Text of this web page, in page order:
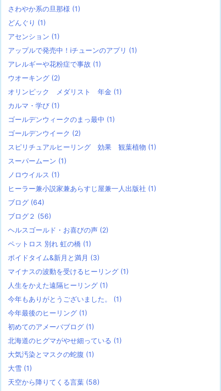
さわやか系の旦那様 (1)
どんぐり (1)
アセンション (1)
アップルで発売中！iチューンのアプリ (1)
アレルギーや花粉症で事故 (1)
ウオーキング (2)
オリンピック メダリスト 年金 (1)
カルマ・学び (1)
ゴールデンウィークのまっ最中 (1)
ゴールデンウイーク (2)
スピリチュアルヒーリング 効果 観葉植物 (1)
スーパームーン (1)
ノロウイルス (1)
ヒーラー兼小説家兼あらすじ屋兼一人出版社 (1)
ブログ (64)
ブログ２ (56)
ヘルスゴールド・お喜びの声 (2)
ペットロス 別れ 虹の橋 (1)
ボイドタイム&新月と満月 (3)
マイナスの波動を受けるヒーリング (1)
人生をかえた遠隔ヒーリング (1)
今年もありがとうございました。 (1)
今年最後のヒーリング (1)
初めてのアメーバブログ (1)
北海道のヒグマがやせ細っている (1)
大気汚染とマスクの蛇腹 (1)
大雪 (1)
天空から降りてくる言葉 (58)